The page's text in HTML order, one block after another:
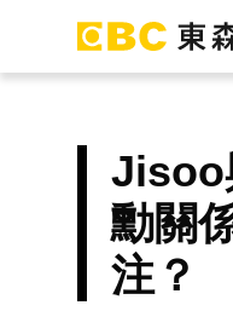
Jisoo
勳關
注？